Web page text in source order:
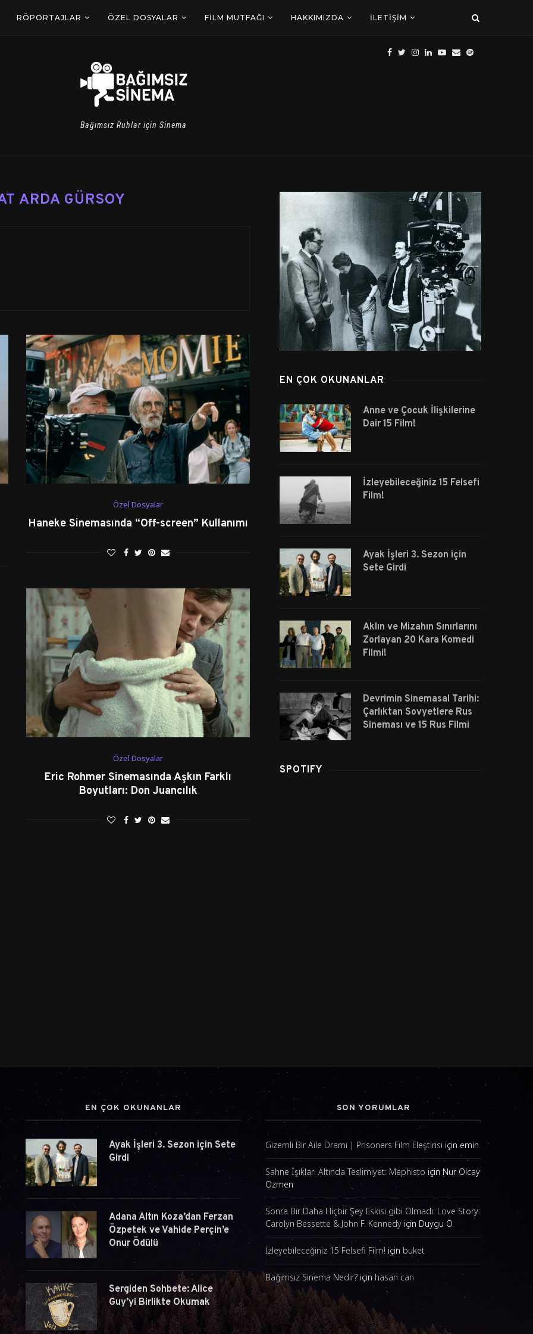
RÖPORTAJLAR ÖZEL DOSYALAR FILM MUTFAĞI HAKKIMIZDA İLETIŞIM
Bağımsız Ruhlar için Sinema
ARDA GÜRSOY
Özel Dosyalar
Haneke Sinemasında “Off-screen” Kullanımı
Özel Dosyalar
Eric Rohmer Sinemasında Aşkın Farklı
Boyutları: Don Juancılık
EN ÇOK OKUNANLAR
Anne ve Çocuk İlişkilerine
Dair 15 Film!
İzleyebileceğiniz 15 Felsefi
Film!
Ayak İşleri 3. Sezon için
Sete Girdi
Aklın ve Mizahın Sınırlarını
Zorlayan 20 Kara Komedi
Filmi!
Devrimin Sinemasal Tarihi:
Çarlıktan Sovyetlere Rus
Sineması ve 15 Rus Filmi
SPOTIFY
EN ÇOK OKUNANLAR
Ayak İşleri 3. Sezon için Sete
Girdi
Adana Altın Koza’dan Ferzan
Özpetek ve Vahide Perçin’e
Onur Ödülü
Sergiden Sohbete: Alice
Guy’yi Birlikte Okumak
SON YORUMLAR
Gizemli Bir Aile Dramı | Prisoners Film Eleştirisiiçin emin
Sahne Işıkları Altında Teslimiyet: Mephisto için Nur Olcay
Özmen
Sonra Bir Daha Hiçbir Şey Eskisi gibi Olmadı: Love Story:
Carolyn Bessette & John F. Kennedy için Duygu Ö.
İzleyebileceğiniz 15 Felsefi Film! için buket
Bağımsız Sinema Nedir? için hasan can